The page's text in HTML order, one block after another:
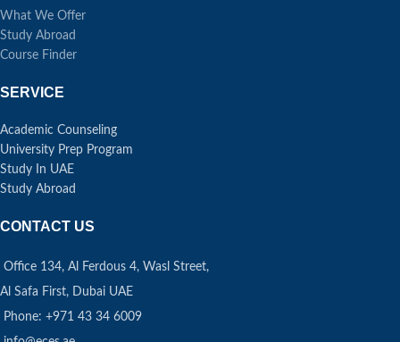
What We Offer
Study Abroad
Course Finder
SERVICE
Academic Counseling
University Prep Program
Study In UAE
Study Abroad
CONTACT US
Office 134, Al Ferdous 4, Wasl Street,
Al Safa First, Dubai UAE
Phone: +971 43 34 6009